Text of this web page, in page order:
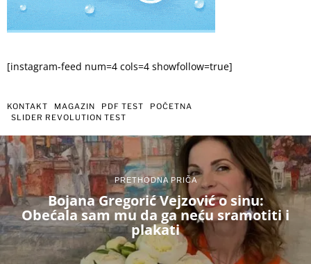
[instagram-feed num=4 cols=4 showfollow=true]
KONTAKT MAGAZIN PDF TEST
POČETNA
SLIDER REVOLUTION TEST
PRETHODNA PRIČA
Bojana Gregorić Vejzović o sinu:
Obećala sam mu da ga neću sramotiti i
plakati